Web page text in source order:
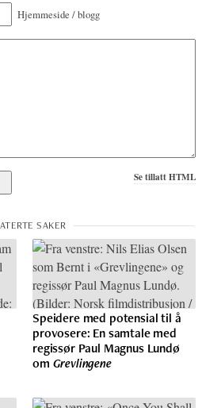
Hjemmeside / blogg
Se tillatt HTML
Speidere med potensial til å
provosere: En samtale med
regissør Paul Magnus Lundø
om Grevlingene